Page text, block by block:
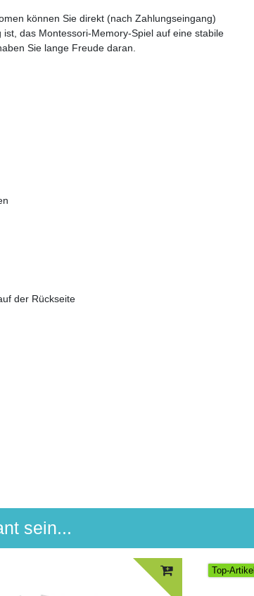
können Sie direkt (nach Zahlungseingang)
das Montessori-Memory-Spiel auf eine stabile
Sie lange Freude daran.
der Rückseite
sein...
Top-Artikel